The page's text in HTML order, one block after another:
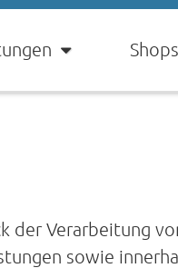
der Verarbeitung
sowie